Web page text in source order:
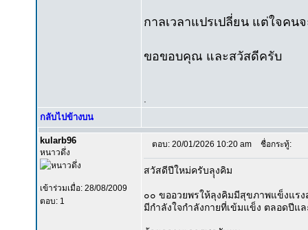
กาลเวลาแปรเปลี่ยน แต่ใจคน
ขอขอบคุณ และสวัสดีครับ
กลับไปข้างบน
kularb96
หนาวดึ่ง
เข้าร่วมเมื่อ: 28/08/2009
ตอบ: 1
ตอบ: 20/01/2026 10:20 am ชื่อกระทู้:
สวัสดีปีใหม่ครับลุุงคิม
๐๐ ขออวยพรให้ลุงคิมมีสุขภาพแข็งแร
มีกำลังใจกำลังกายที่เข้มแข็ง ตลอดปีแ